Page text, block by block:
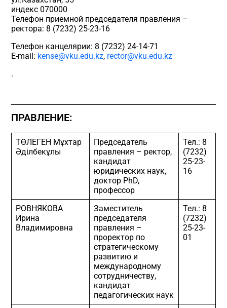
индекс 070000
Телефон приемной председателя правления –
ректора: 8 (7232) 25-23-16
Телефон канцелярии: 8 (7232) 24-14-71
E-mail: kense@vku.edu.kz, rector@vku.edu.kz
.
ПРАВЛЕНИЕ:
ТӨЛЕГЕН Мұхтар
Әділбекұлы
Председатель
правления – ректор,
кандидат
юридических наук,
доктор PhD,
профессор
Тел.: 8
(7232)
25-23-
16
РОВНЯКОВА
Ирина
Владимировна
Заместитель
председателя
правления –
проректор по
стратегическому
развитию и
международному
сотрудничеству,
кандидат
педагогических наук
Тел.: 8
(7232)
25-23-
01